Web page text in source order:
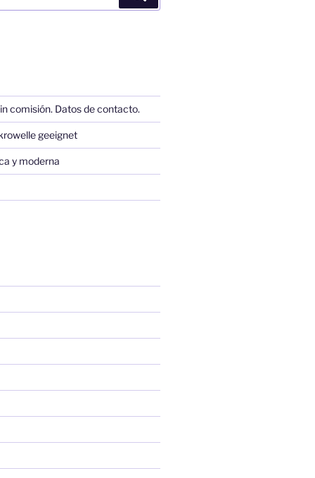
comisión. Datos de contacto.
geeignet
y moderna